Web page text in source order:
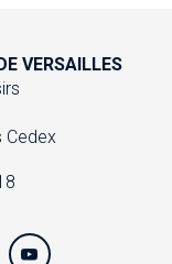
VERSAILLES
Cedex